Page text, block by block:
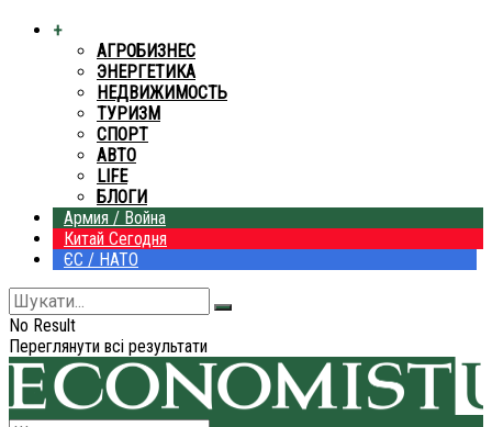
+
АГРОБИЗНЕС
ЭНЕРГЕТИКА
НЕДВИЖИМОСТЬ
ТУРИЗМ
СПОРТ
АВТО
LIFE
БЛОГИ
Армия / Война
Китай Сегодня
ЄС / НАТО
No Result
Переглянути всі результати